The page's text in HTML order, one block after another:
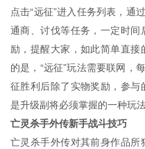
点击“远征”进入任务列表，通
通商、讨伐等任务，一定时
励，提醒大家，如此简单直
的是，“远征”玩法需要联网，
征胜利后除了实物奖励，参
是升级副将必须掌握的一种玩法
亡灵杀手外传新手战斗技巧
亡灵杀手外传对其前身作品